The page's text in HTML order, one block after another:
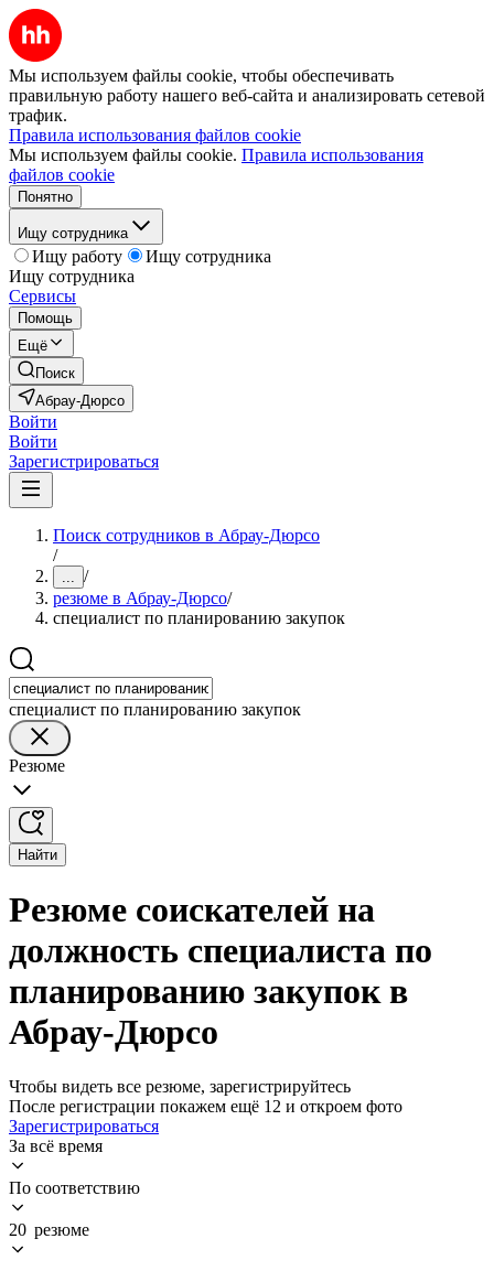
Мы используем файлы cookie, чтобы обеспечивать
правильную работу нашего веб-сайта и анализировать сетевой
трафик.
Правила использования файлов cookie
Мы используем файлы cookie. Правила использования
файлов cookie
Понятно
Ищу сотрудника
Ищу работу
Ищу сотрудника
Ищу сотрудника
Сервисы
Помощь
Ещё
Поиск
Абрау-Дюрсо
Войти
Войти
Зарегистрироваться
Поиск сотрудников в Абрау-Дюрсо
/
... /
резюме в Абрау-Дюрсо/
специалист по планированию закупок
специалист по планированию закупок
Резюме
Найти
Резюме соискателей на
должность специалиста по
планированию закупок в
Абрау-Дюрсо
Чтобы видеть все резюме, зарегистрируйтесь
После регистрации покажем ещё 12 и откроем фото
Зарегистрироваться
За всё время
По соответствию
20 резюме